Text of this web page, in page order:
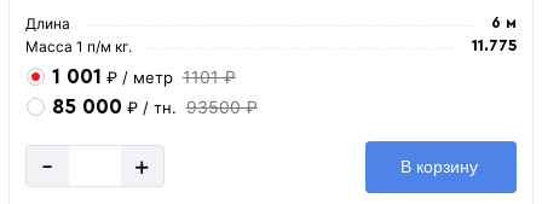
Длина 6 м
Масса 1 п/м кг. 11.775
1 001 ₽ / метр 1101 ₽
85 000 ₽ / тн. 93500 ₽
- + В корзину